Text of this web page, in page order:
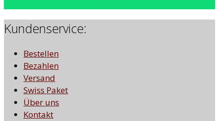
Kundenservice:
Bestellen
Bezahlen
Versand
Swiss Paket
Über uns
Kontakt